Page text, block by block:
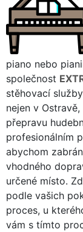
piano nebo
společnost
stěhovací
nejen v
přepravu
profesionálním
abychom
vhodného
určené místo.
podle vašich
proces, u
vám s tímto